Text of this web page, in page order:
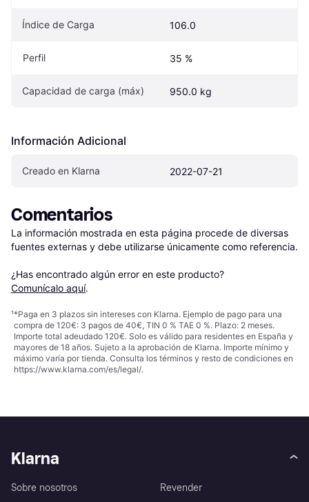
Índice de Carga 106.0
Perfil 35 %
Capacidad de carga (máx) 950.0 kg
Información Adicional
Creado en Klarna 2022-07-21
Comentarios
La información mostrada en esta página procede de diversas
fuentes externas y debe utilizarse únicamente como referencia.
¿Has encontrado algún error en este producto?
Comunícalo aquí.
¹*Paga en 3 plazos sin intereses con Klarna. Ejemplo de pago para una
compra de 120€: 3 pagos de 40€, TIN 0 % TAE 0 %. Plazo: 2 meses.
Importe total adeudado 120€. Solo es válido para residentes en España y
mayores de 18 años. Sujeto a la aprobación de Klarna. Importe mínimo y
máximo varía por tienda. Consulta los términos y resto de condiciones en
https://www.klarna.com/es/legal/.
Klarna
Sobre nosotros
Revender